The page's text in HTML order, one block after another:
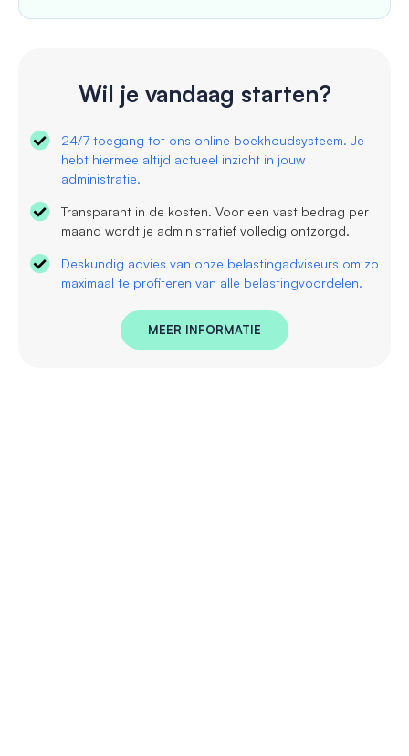
Wil je vandaag starten?
24/7 toegang tot ons online boekhoudsysteem. Je
hebt hiermee altijd actueel inzicht in jouw
administratie.
Transparant in de kosten. Voor een vast bedrag per
maand wordt je administratief volledig ontzorgd.
Deskundig advies van onze belastingadviseurs om zo
maximaal te profiteren van alle belastingvoordelen.
MEER INFORMATIE